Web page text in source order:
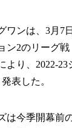
ンは、3月7
ン2のリーグ
より、2022-
表した。
今季開幕前